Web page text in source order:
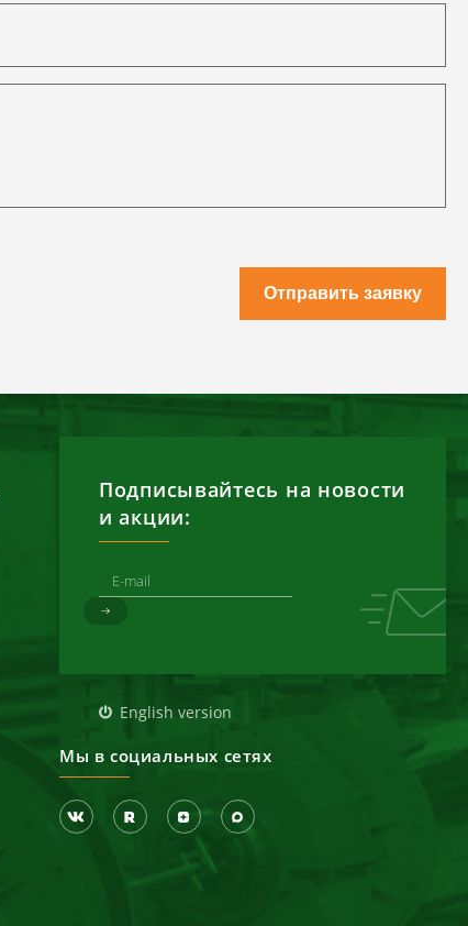
Отправить заявку
Подписывайтесь на новости
и акции:
English version
Мы в социальных сетях